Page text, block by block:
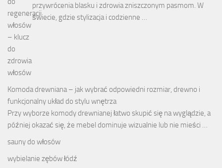
przywrócenia blasku i zdrowia zniszczonym pasmom. W
świecie, gdzie stylizacja i codzienne …
Komoda drewniana – jak wybrać odpowiedni rozmiar, drewno i
funkcjonalny układ do stylu wnętrza
Przy wyborze komody drewnianej łatwo skupić się na wyglądzie, a
później okazać się, że mebel dominuje wizualnie lub nie mieści …
sauny do włosów
wybielanie zębów łódź